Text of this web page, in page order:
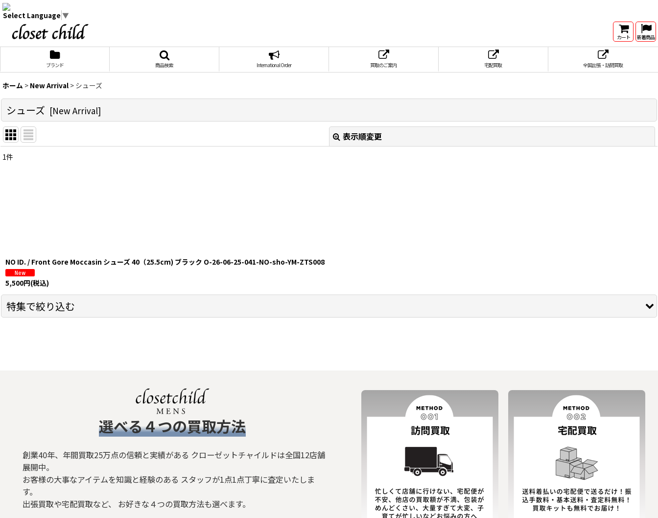
Select Language ▼
カート 新着商品
ブランド 商品検索 International Order 買取のご案内 宅配買取 全国出張・訪問買取
ホーム > New Arrival > シューズ
シューズ [New Arrival]
表示順変更
1件
NO ID. / Front Gore Moccasin シューズ 40（25.5cm) ブラック O-26-06-25-041-NO-sho-YM-ZTS008
5,500円(税込)
特集で絞り込む
バッグ
ベルト/小物
​選べる４つの買取方法
創業40年、年間買取25万点の信頼と実績がある クローゼットチャイルドは全国12店舗
展開中。
お客様の大事なアイテムを知識と経験のある スタッフが1点1点丁寧に査定いたしま
す。
出張買取や宅配買取など、 お好きな４つの買取方法も選べます。